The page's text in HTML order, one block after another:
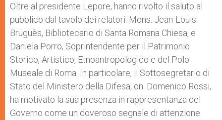
Oltre al presidente Lepore, hanno rivolto il saluto al
pubblico dal tavolo dei relatori: Mons. Jean-Louis
Bruguès, Bibliotecario di Santa Romana Chiesa, e
Daniela Porro, Soprintendente per il Patrimonio
Storico, Artistico, Etnoantropologico e del Polo
Museale di Roma. In particolare, il Sottosegretario di
Stato del Ministero della Difesa, on. Domenico Rossi,
ha motivato la sua presenza in rappresentanza del
Governo come un doveroso segnale di attenzione